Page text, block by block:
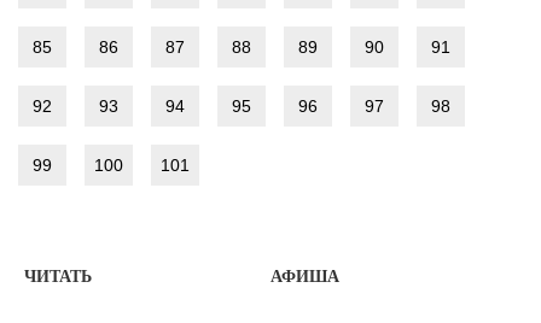
85 86 87 88 89 90 91
92 93 94 95 96 97 98
99 100 101
ЧИТАТЬ АФИША